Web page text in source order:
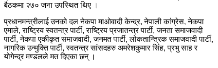
बैठकमा २७० जना उपस्थित थिए ।
प्रधानमन्त्रीलाई उनको दल नेकपा माओवादी केन्द्र, नेपाली कांग्रेस, नेकपा
एमाले, राष्ट्रिय स्वतन्त्र पार्टी, राष्ट्रिय प्रजातन्त्र पार्टी, जनता समाजवादी
पार्टी, नेकपा एकीकृत समाजवादी, जनमत पार्टी, लोकतान्त्रिक समाजवादी पार्टी,
नागरिक उन्मुक्ति पार्टी, स्वतन्त्र सांसदहरु अमरेशकुमार सिंह, प्रभु साह र
योगेन्द्र मण्डलले मत दिएका छन् ।